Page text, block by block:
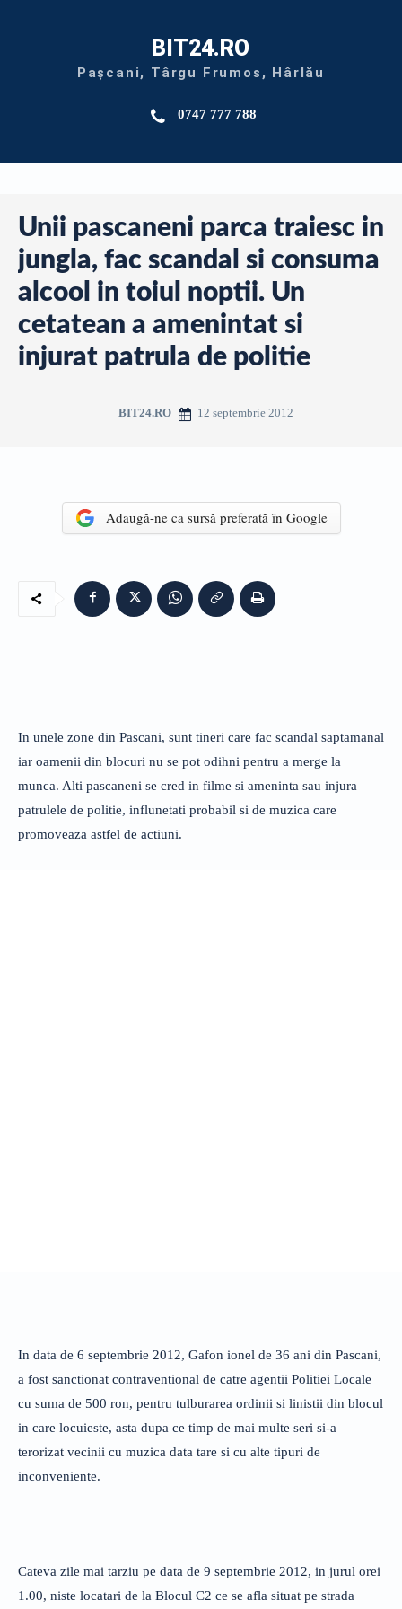
BIT24.RO
Pașcani, Târgu Frumos, Hârlău
0747 777 788
Unii pascaneni parca traiesc in
jungla, fac scandal si consuma
alcool in toiul noptii. Un
cetatean a amenintat si
injurat patrula de politie
BIT24.RO 12 septembrie 2012
Adaugă-ne ca sursă preferată în Google
In unele zone din Pascani, sunt tineri care fac scandal saptamanal
iar oamenii din blocuri nu se pot odihni pentru a merge la
munca. Alti pascaneni se cred in filme si ameninta sau injura
patrulele de politie, influnetati probabil si de muzica care
promoveaza astfel de actiuni.
In data de 6 septembrie 2012, Gafon ionel de 36 ani din Pascani,
a fost sanctionat contraventional de catre agentii Politiei Locale
cu suma de 500 ron, pentru tulburarea ordinii si linistii din blocul
in care locuieste, asta dupa ce timp de mai multe seri si-a
terorizat vecinii cu muzica data tare si cu alte tipuri de
inconveniente.
Cateva zile mai tarziu pe data de 9 septembrie 2012, in jurul orei
1.00, niste locatari de la Blocul C2 ce se afla situat pe strada